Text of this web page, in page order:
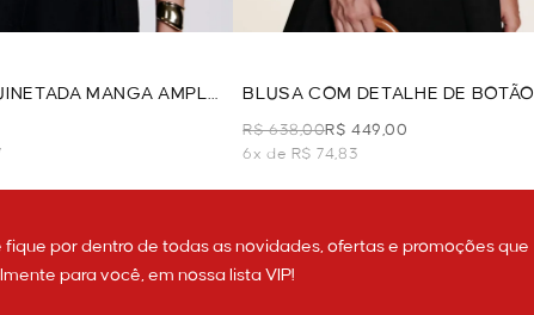
MANGA AMPLA
BLUSA COM DETALHE DE BOTÃO
COM MANGA - OFF WHITE
R$ 638,00R$ 449,00
6x de R$ 74,83
por dentro de todas as novidades, ofertas e promoções que
para você, em nossa lista VIP!